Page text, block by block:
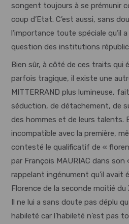
songent toujours à se prémunir
coup d’Etat. C’est aussi, sans
l’importance toute spéciale qu’il
question des institutions
Bien sûr, à côté de ces traits qui
parfois tragique, il existe une
MITTERRAND plus lumineuse,
séduction, de détachement, de
des hommes et de leurs talents.
incompatible avec la première,
contesté le qualificatif de «
par François MAURIAC dans
rappelant ingénument qu’il avait
Florence de la seconde moitié du
Il ne lui a sans doute pas déplu
habileté car l’habileté n’est pas